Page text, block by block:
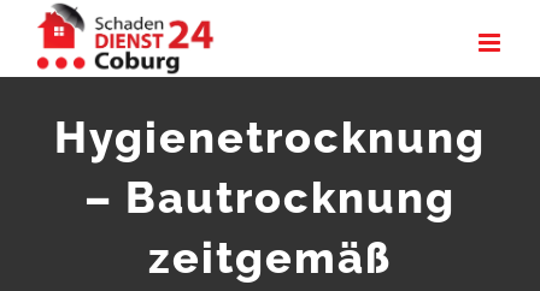
Inhalt
Hygienetrocknung
– Bautrocknung
zeitgemäß